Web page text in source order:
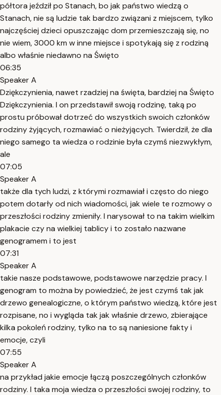
półtora jeździł po Stanach, bo jak państwo wiedzą o
Stanach, nie są ludzie tak bardzo związani z miejscem, tylko
najczęściej dzieci opuszczając dom przemieszczają się, no
nie wiem, 3000 km w inne miejsce i spotykają się z rodziną
albo właśnie niedawno na Święto
06:35
Speaker A
Dziękczynienia, nawet rzadziej na święta, bardziej na Święto
Dziękczynienia. I on przedstawił swoją rodzinę, taką po
prostu próbował dotrzeć do wszystkich swoich członków
rodziny żyjących, rozmawiać o nieżyjących. Twierdził, że dla
niego samego ta wiedza o rodzinie była czymś niezwykłym,
ale
07:05
Speaker A
także dla tych ludzi, z którymi rozmawiał i często do niego
potem dotarły od nich wiadomości, jak wiele te rozmowy o
przeszłości rodziny zmieniły. I narysował to na takim wielkim
plakacie czy na wielkiej tablicy i to zostało nazwane
genogramem i to jest
07:31
Speaker A
takie nasze podstawowe, podstawowe narzędzie pracy. I
genogram to można by powiedzieć, że jest czymś tak jak
drzewo genealogiczne, o którym państwo wiedzą, które jest
rozpisane, no i wygląda tak jak właśnie drzewo, zbierające
kilka pokoleń rodziny, tylko na to są naniesione fakty i
emocje, czyli
07:55
Speaker A
na przykład jakie emocje łączą poszczególnych członków
rodziny. I taka moja wiedza o przeszłości swojej rodziny, to